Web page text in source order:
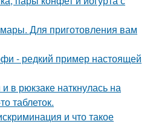
Для приготовления вам
- редкий пример настоящей
в рюкзаке наткнулась на
таблеток.
и что такое